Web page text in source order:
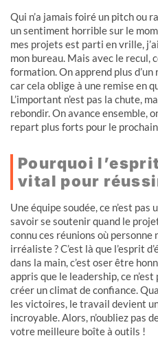
Qui n’a jamais foiré un pitch ou
un sentiment horrible sur le
mes projets est parti en vrille,
mon bureau. Mais avec le recul,
formation. On apprend plus
car cela oblige à une remise en
L’important n’est pas la chute,
rebondir. On avance ensemble,
repart plus forts pour le
Pourquoi
vital pour
Une équipe soudée, ce n’est pas
savoir se soutenir quand le
connu ces réunions où personne
irréaliste ? C’est là que l’esprit
dans la main, c’est oser être
appris que le leadership, ce n’est
créer un climat de confiance.
les victoires, le travail devient
incroyable. Alors, n’oubliez pas
votre meilleure boîte à outils !